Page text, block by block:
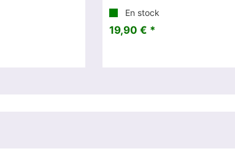
En stock
19,90 € *